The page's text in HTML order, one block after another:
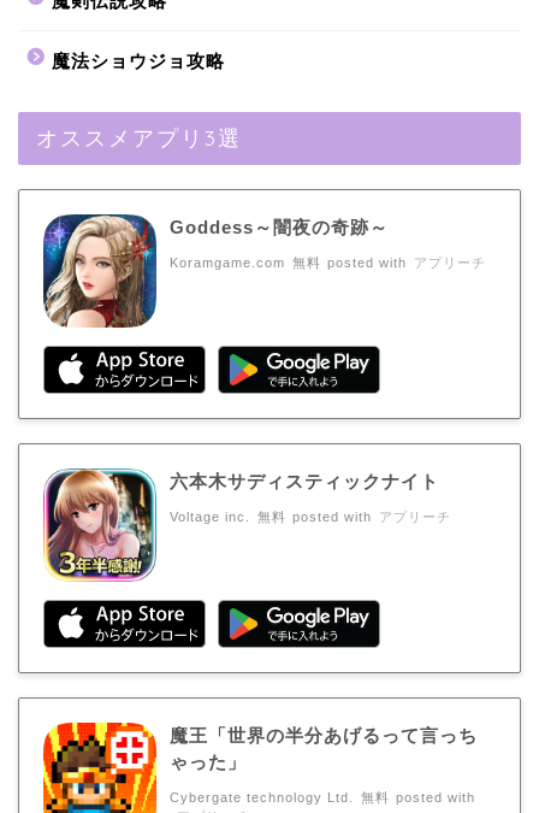
魔法ショウジョ攻略
オススメアプリ3選
Goddess～闇夜の奇跡～
Koramgame.com 無料 posted with アプリーチ
六本木サディスティックナイト
Voltage inc. 無料 posted with アプリーチ
魔王「世界の半分あげるって言っち
ゃった」
Cybergate technology Ltd. 無料 posted with